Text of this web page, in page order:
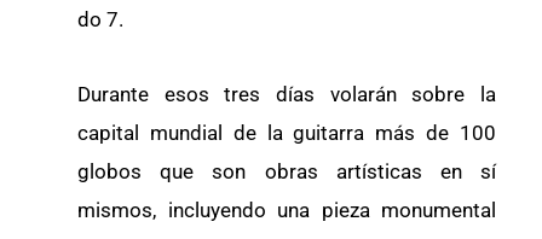
do 7.
Durante esos tres días volarán sobre la
capital mundial de la guitarra más de 100
globos que son obras artísticas en sí
mismos, incluyendo una pieza monumental